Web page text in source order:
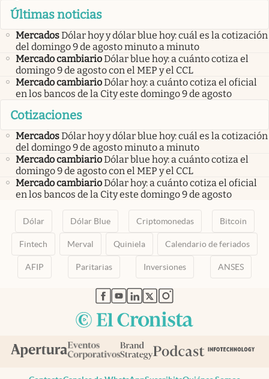
Últimas noticias
MercadosDólar hoy y dólar blue hoy: cuál es la cotización
del domingo 9 de agosto minuto a minuto
Mercado cambiarioDólar blue hoy: a cuánto cotiza el
domingo 9 de agosto con el MEP y el CCL
Mercado cambiarioDólar hoy: a cuánto cotiza el oficial
en los bancos de la City este domingo 9 de agosto
Cotizaciones
MercadosDólar hoy y dólar blue hoy: cuál es la cotización
del domingo 9 de agosto minuto a minuto
Mercado cambiarioDólar blue hoy: a cuánto cotiza el
domingo 9 de agosto con el MEP y el CCL
Mercado cambiarioDólar hoy: a cuánto cotiza el oficial
en los bancos de la City este domingo 9 de agosto
Dólar Dólar Blue Criptomonedas Bitcoin
Fintech Merval Quiniela Calendario de feriados
AFIP Paritarias Inversiones ANSES
abre en nueva pestaña
abre en nueva pestaña
abre en nueva pestaña
abre en nueva pestaña
abre en nueva pestaña